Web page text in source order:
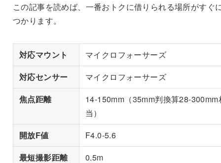
この記事を読めば、一番おトクに借りられる場所がすぐ
つかります。
対応マウント
マイクロフォーサーズ
対応センサー
マイクロフォーサーズ
焦点距離
14-150mm（35mm判換算28-300mm
当）
開放F値
F4.0-5.6
最短撮影距離
0.5m